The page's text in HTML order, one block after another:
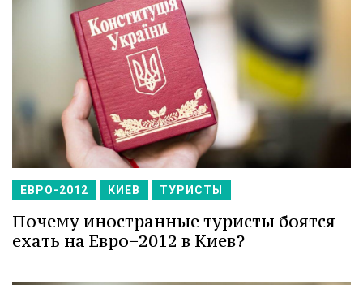
ЕВРО-2012 КИЕВ ТУРИСТЫ
Почему иностранные туристы боятся
ехать на Евро−2012 в Киев?